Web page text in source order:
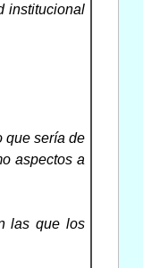
institucional
que sería de
aspectos a
las que los